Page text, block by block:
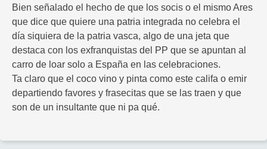
Bien señalado el hecho de que los socis o el mismo Ares
que dice que quiere una patria integrada no celebra el
día siquiera de la patria vasca, algo de una jeta que
destaca con los exfranquistas del PP que se apuntan al
carro de loar solo a España en las celebraciones.
Ta claro que el coco vino y pinta como este califa o emir
departiendo favores y frasecitas que se las traen y que
son de un insultante que ni pa qué.